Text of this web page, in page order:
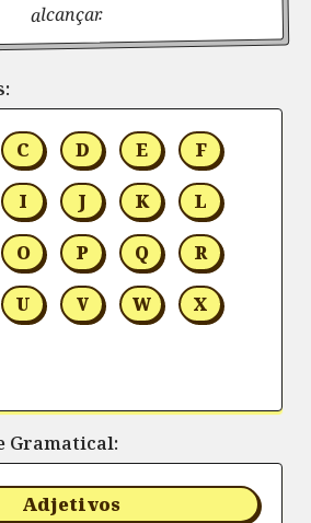
alcançar.
C D E F
I J K L
O P Q R
U V W X
Gramatical:
Adjetivos